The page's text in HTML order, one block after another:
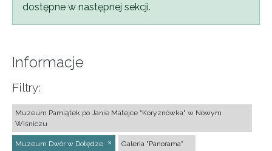
dostępne w następnej sekcji.
Informacje
Filtry:
Muzeum Pamiątek po Janie Matejce "Koryznówka" w Nowym
Wiśniczu
Muzeum Dwór w Dołędze Galeria "Panorama"